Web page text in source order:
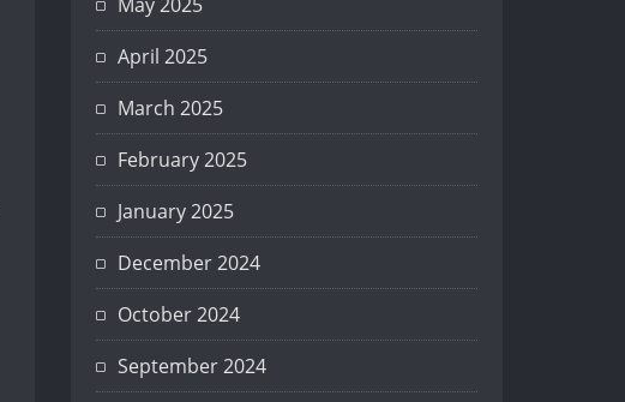
April 2025
March 2025
February 2025
January 2025
December 2024
October 2024
September 2024